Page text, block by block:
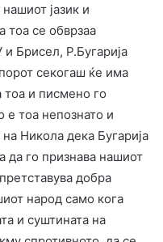
јазик и
тоа се обврзаа
и Брисел, Р.Бугарија
секогаш ќе има
и писмено го
е тоа непознато и
Никола дека Бугарија
да го признава нашиот
добра
народ само кога
и суштината на